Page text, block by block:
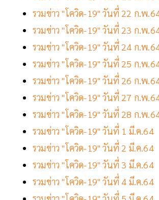
รวมข่าว "โควิด-19" วันที่ 22 ก.พ
รวมข่าว "โควิด-19" วันที่ 23 ก.พ
รวมข่าว "โควิด-19" วันที่ 24 ก.พ
รวมข่าว "โควิด-19" วันที่ 25 ก.พ
รวมข่าว "โควิด-19" วันที่ 26 ก.พ
รวมข่าว "โควิด-19" วันที่ 27 ก.พ
รวมข่าว "โควิด-19" วันที่ 28 ก.พ
รวมข่าว "โควิด-19" วันที่ 1 มี.ค.64
รวมข่าว "โควิด-19" วันที่ 2 มี.ค.64
รวมข่าว "โควิด-19" วันที่ 3 มี.ค.64
รวมข่าว "โควิด-19" วันที่ 4 มี.ค.64